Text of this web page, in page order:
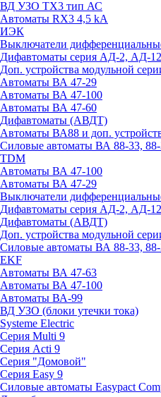
ВД УЗО TX3 тип АС
Автоматы RX3 4,5 kA
ИЭК
Выключатели
Дифавтоматы серия АД-2, АД-
Доп. устройства модульной
Автоматы ВА 47-29
Автоматы ВА 47-100
Автоматы ВА 47-60
Дифавтоматы (АВДТ)
Автоматы ВА88 и доп.
Силовые автоматы ВА 88-33,
TDM
Автоматы ВА 47-100
Автоматы ВА 47-29
Выключатели
Дифавтоматы серия АД-2, АД-
Дифавтоматы (АВДТ)
Доп. устройства модульной
Силовые автоматы ВА 88-33,
EKF
Автоматы ВА 47-63
Автоматы ВА 47-100
Автоматы ВА-99
ВД УЗО (блоки утечки тока)
Systeme Electric
Серия Multi 9
Серия Acti 9
Серия "Домовой"
Серия Easy 9
Силовые автоматы Easypact